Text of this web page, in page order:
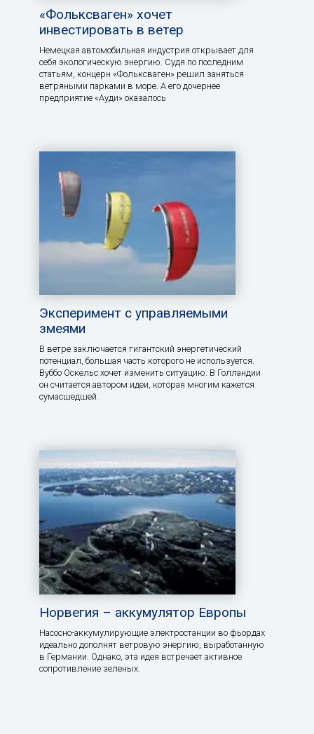
«Фольксваген» хочет
инвестировать в ветер
Немецкая автомобильная индустрия открывает для
себя экологическую энергию. Судя по последним
статьям, концерн «Фольксваген» решил заняться
ветряными парками в море. А его дочернее
предприятие «Ауди» оказалось
Эксперимент с управляемыми
змеями
В ветре заключается гигантский энергетический
потенциал, большая часть которого не используется.
Вуббо Оскельс хочет изменить ситуацию. В Голландии
он считается автором идеи, которая многим кажется
сумасшедшей.
Норвегия – аккумулятор Европы
Насосно-аккумулирующие электростанции во фьордах
идеально дополнят ветровую энергию, выработанную
в Германии. Однако, эта идея встречает активное
сопротивление зеленых.